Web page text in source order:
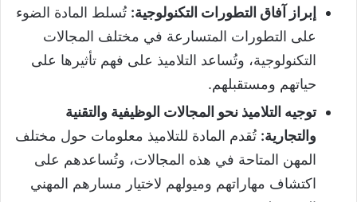
إبراز آفاق التطورات التكنولوجية: تُسلط المادة الضوء
على التطورات المتسارعة في مختلف المجالات
التكنولوجية، وتُساعد التلاميذ على فهم تأثيرها على
حياتهم ومستقبلهم.
توجيه التلاميذ نحو المجالات الوظيفية والتقنية
والتجارية: تُقدم المادة للتلاميذ معلومات حول مختلف
المهن المتاحة في هذه المجالات، وتُساعدهم على
اكتشاف مهاراتهم وميولهم لاختيار مسارهم المهني